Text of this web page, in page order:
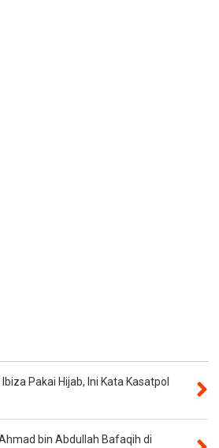
Pakai Hijab, Ini Kata Kasatpol
bin Abdullah Bafaqih di